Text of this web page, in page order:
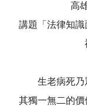
高
講題「法律知
生老病死乃眾
其獨一無二的價